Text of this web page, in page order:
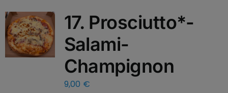
17. Prosciutto*-
Salami-
Champignon
9,00 €